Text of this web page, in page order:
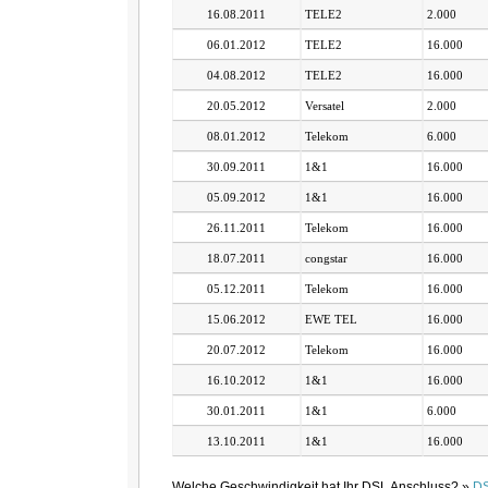
16.08.2011 TELE2 2.000
06.01.2012 TELE2 16.000
04.08.2012 TELE2 16.000
20.05.2012 Versatel 2.000
08.01.2012 Telekom 6.000
30.09.2011 1&1 16.000
05.09.2012 1&1 16.000
26.11.2011 Telekom 16.000
18.07.2011 congstar 16.000
05.12.2011 Telekom 16.000
15.06.2012 EWE TEL 16.000
20.07.2012 Telekom 16.000
16.10.2012 1&1 16.000
30.01.2011 1&1 6.000
13.10.2011 1&1 16.000